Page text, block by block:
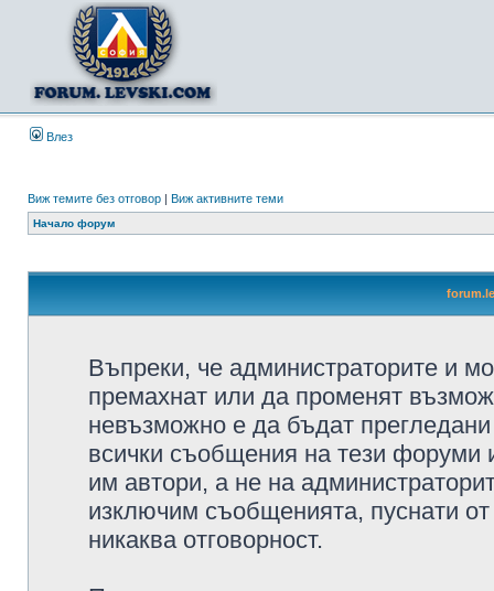
Влез
Виж темите без отговор | Виж активните теми
Начало форум
Въпреки, че администраторите и
премахнат или да променят
невъзможно е да бъдат
всички съобщения на тези форуми
им автори, а не на
изключим съобщенията, пуснати
никаква отговорност.